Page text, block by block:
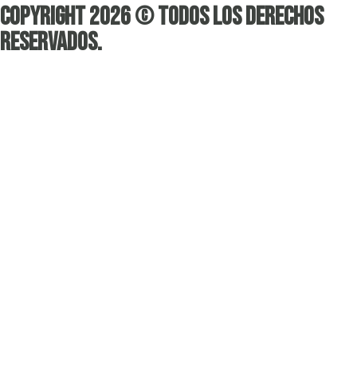
Copyright 2026 © Todos los derechos
reservados.